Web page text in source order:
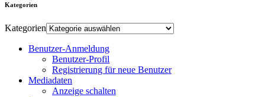
Kategorien
Kategorien
Benutzer-Anmeldung
Benutzer-Profil
Registrierung für neue Benutzer
Mediadaten
Anzeige schalten